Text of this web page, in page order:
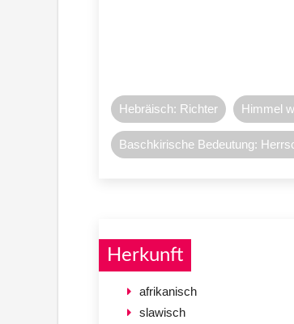
Hebräisch: Richter Himmel
Baschkirische Bedeutung:
Herkunft
afrikanisch
slawisch